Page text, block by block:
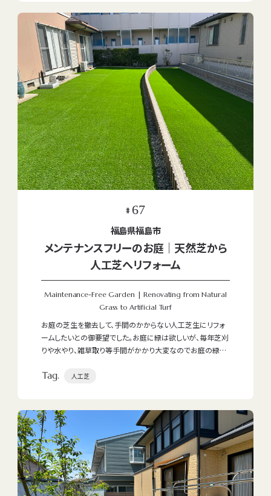
# 67
福島県福島市
メンテナンスフリーのお庭｜天然芝から
人工芝へリフォーム
Maintenance-Free Garden | Renovating from Natural
Grass to Artificial Turf
お庭の芝生を撤去して、手間のかからない人工芝生にリフォ
ームしたいとの御要望でした。お庭に緑は欲しいが、毎年芝刈
りや水やり、雑草取り等手間がかかり大変なのでお庭の緑を
頼受けました。
Tag. 人工芝